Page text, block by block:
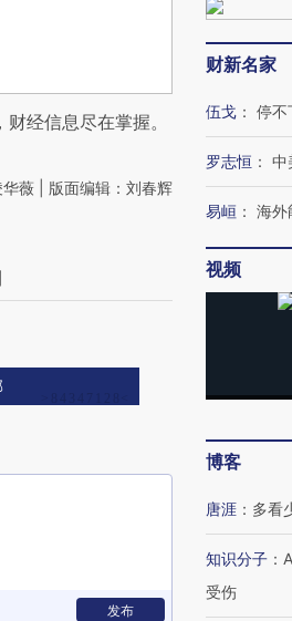
经信息尽在掌握。
薇 | 版面编辑：刘春辉
发布
财新名家
伍戈 ： 停不
罗志恒 ： 中
易峘 ： 海外
视频
博客
唐涯 ： 多看
知识分子 ：
受伤